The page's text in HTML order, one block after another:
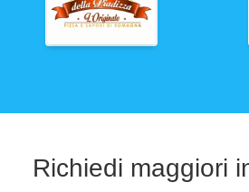
Richiedi maggiori